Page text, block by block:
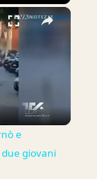
×
e
giovani